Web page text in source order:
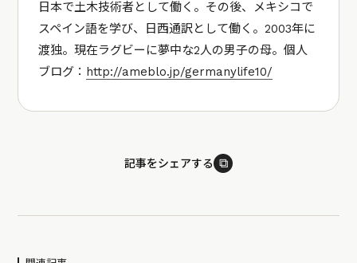
日本で土木技術者として働く。その後、メキシコで
スペイン語を学び、日西通訳として働く。2003年に
渡独。現在ラグビーに夢中な2人の男子の母。個人
ブログ： http://ameblo.jp/germanylife10/
記事をシェアする ⧉